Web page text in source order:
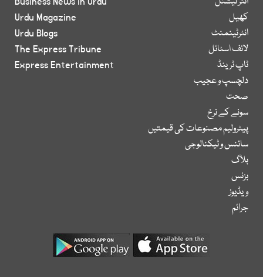
کھیل
انٹرٹینمنٹ
لائف اسٹائل
ٹاپ ٹرینڈ
دلچسپ و عجیب
صحت
سونے کے نرخ
پیٹرولیم مصنوعات کی قیمتیں
سائنس و ٹیکنالوجی
بلاگ
بزنس
ویڈیوز
جرائم
Urdu Magazine
Urdu Blogs
The Express Tribune
Express Entertainment